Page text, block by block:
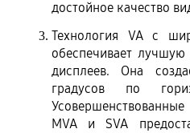
достойное качество
Технология VA с
обеспечивает
дисплеев. Она
градусов по
MVA и SVA